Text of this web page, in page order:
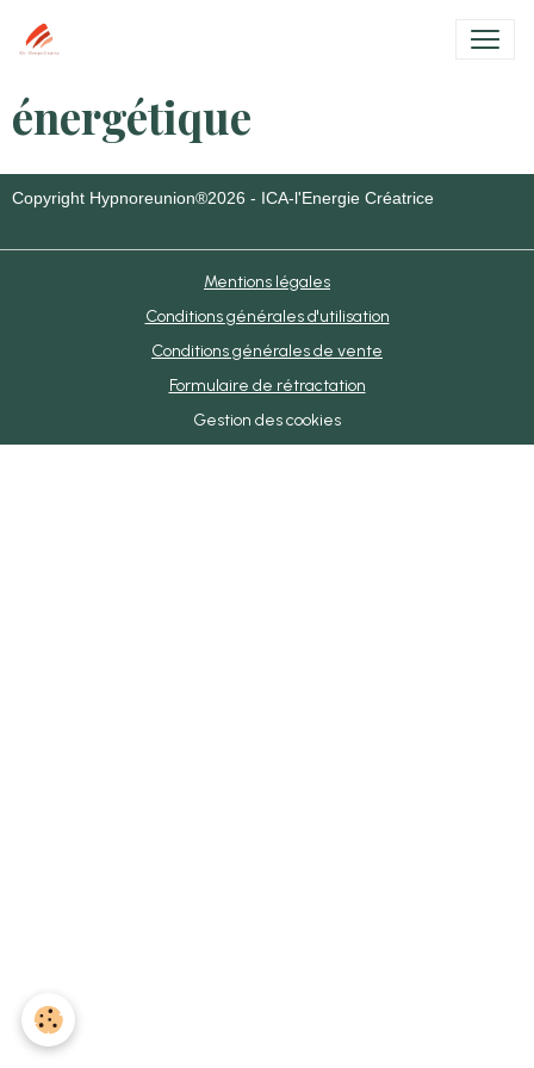
énergétique
Copyright Hypnoreunion®2026 - ICA-l'Energie Créatrice
Mentions légales
Conditions générales d'utilisation
Conditions générales de vente
Formulaire de rétractation
Gestion des cookies